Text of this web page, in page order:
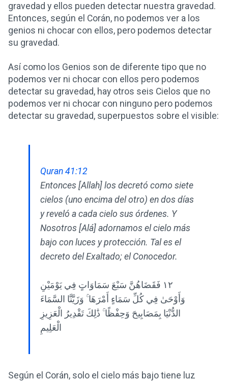
gravedad y ellos pueden detectar nuestra gravedad.
Entonces, según el Corán, no podemos ver a los
genios ni chocar con ellos, pero podemos detectar
su gravedad.
Así como los Genios son de diferente tipo que no
podemos ver ni chocar con ellos pero podemos
detectar su gravedad, hay otros seis Cielos que no
podemos ver ni chocar con ninguno pero podemos
detectar su gravedad, superpuestos sobre el visible:
Quran 41:12
Entonces [Allah] los decretó como siete
cielos (uno encima del otro) en dos días
y reveló a cada cielo sus órdenes. Y
Nosotros [Alá] adornamos el cielo más
bajo con luces y protección. Tal es el
decreto del Exaltado; el Conocedor.
١٢ فَقَضَاهُنَّ سَبْعَ سَمَاوَاتٍ فِي يَوْمَيْنِ
وَأَوْحَىٰ فِي كُلِّ سَمَاءٍ أَمْرَهَا ۚ وَزَيَّنَّا السَّمَاءَ
الدُّنْيَا بِمَصَابِيحَ وَحِفْظًا ۚ ذَٰلِكَ تَقْدِيرُ الْعَزِيزِ
الْعَلِيمِ
Según el Corán, solo el cielo más bajo tiene luz